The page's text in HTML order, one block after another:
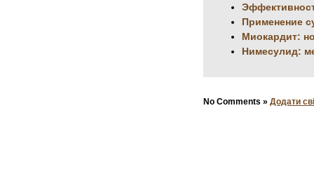
Применение
Миокардит:
Нимесулид:
No Comments » Додати